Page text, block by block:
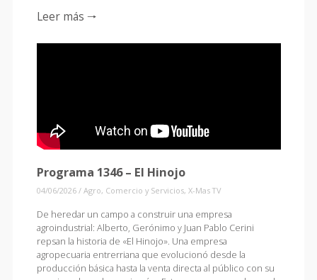
Leer más 🠒
Programa 1346 – El Hinojo
04/06/2026 / Agro, Comercio y Servicios, X-Mas TV
De heredar un campo a construir una empresa
agroindustrial: Alberto, Gerónimo y Juan Pablo Cerini
repsan la historia de «El Hinojo». Una empresa
agropecuaria entrerriana que evolucionó desde la
producción básica hasta la venta directa al público con su